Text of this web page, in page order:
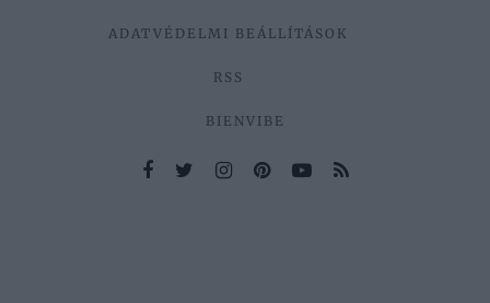
ADATVÉDELMI BEÁLLÍTÁSOK
RSS
BIENVIBE